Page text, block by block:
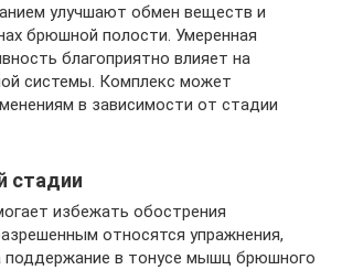
улучшают обмен веществ и
брюшной полости. Умеренная
благоприятно влияет на
системы. Комплекс может
в зависимости от стадии
стадии
избежать обострения
относятся упражнения,
поддержание в тонусе мышц брюшного